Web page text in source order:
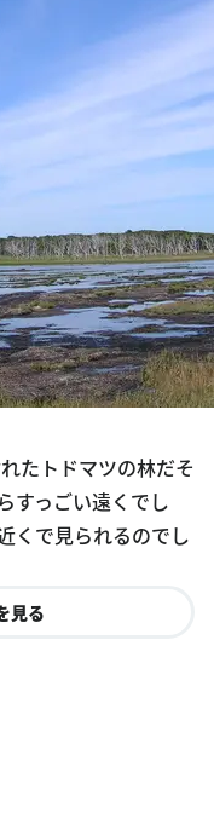
たトドマツの林だそ
すっごい遠くでし
くで見られるのでし
見る